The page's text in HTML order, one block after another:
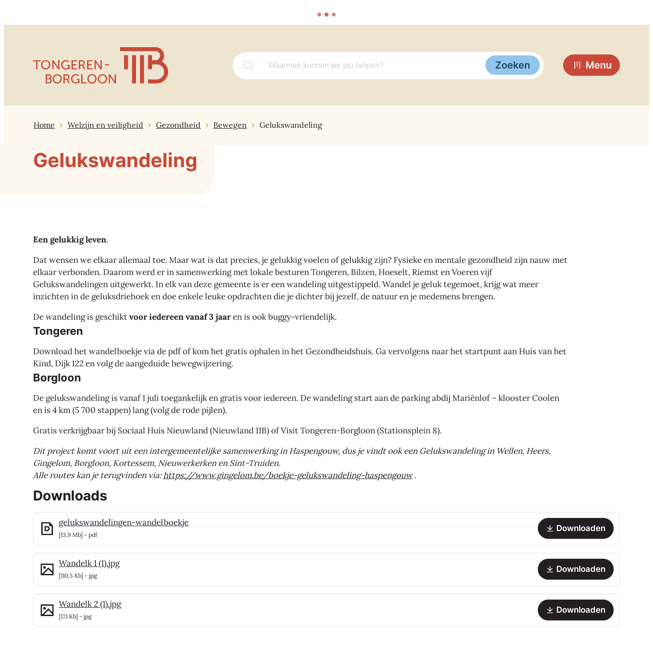
Waarmee kunnen we jou helpen?
Zoeken Menu
Home Welzijn en veiligheid Gezondheid Bewegen Gelukswandeling
Gelukswandeling
Een gelukkig leven.
Dat wensen we elkaar allemaal toe. Maar wat is dat precies, je gelukkig voelen of gelukkig zijn? Fysieke en mentale gezondheid zijn nauw met
elkaar verbonden. Daarom werd er in samenwerking met lokale besturen Tongeren, Bilzen, Hoeselt, Riemst en Voeren vijf
Gelukswandelingen uitgewerkt. In elk van deze gemeente is er een wandeling uitgestippeld. Wandel je geluk tegemoet, krijg wat meer
inzichten in de geluksdriehoek en doe enkele leuke opdrachten die je dichter bij jezelf, de natuur en je medemens brengen.
De wandeling is geschiktvoor iedereen vanaf 3 jaaren is ook buggy-vriendelijk.
Tongeren
Download het wandelboekje via de pdf of kom het gratis ophalen in het Gezondheidshuis. Ga vervolgens naar het startpunt aan Huis van het
Kind, Dijk 122 en volg de aangeduide bewegwijzering.
Borgloon
De gelukswandeling is vanaf 1 juli toegankelijk en gratis voor iedereen. De wandeling start aan de parking abdij Mariënlof – klooster Coolen
en is 4 km (5 700 stappen) lang (volg de rode pijlen).
Gratis verkrijgbaar bij Sociaal Huis Nieuwland (Nieuwland 11B) of Visit Tongeren-Borgloon (Stationsplein 8).
Dit project komt voort uit een intergemeentelijke samenwerking in Haspengouw, dus je vindt ook een Gelukswandeling in Wellen, Heers,
Gingelom, Borgloon, Kortessem, Nieuwerkerken en Sint-Truiden.
Alle routes kan je terugvinden via:https://www.gingelom.be/boekje-gelukswandeling-haspengouw.
Downloads
gelukswandelingen-wandelboekje
13,9 Mb pdf
Downloaden
Wandelk 1 (1).jpg
110,5 Kb jpg
Downloaden
Wandelk 2 (1).jpg
171 Kb jpg
Downloaden